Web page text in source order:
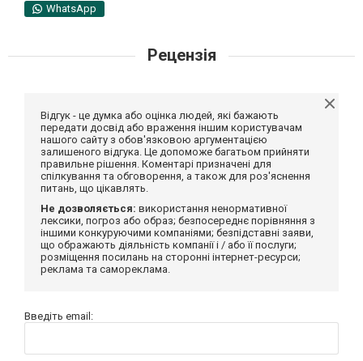
WhatsApp
Рецензія
Відгук - це думка або оцінка людей, які бажають
передати досвід або враження іншим користувачам
нашого сайту з обов'язковою аргументацією
залишеного відгука. Це допоможе багатьом прийняти
правильне рішення. Коментарі призначені для
спілкування та обговорення, а також для роз'яснення
питань, що цікавлять.
Не дозволяється: використання ненормативної
лексики, погроз або образ; безпосереднє порівняння з
іншими конкуруючими компаніями; безпідставні заяви,
що ображають діяльність компанії і / або її послуги;
розміщення посилань на сторонні інтернет-ресурси;
реклама та самореклама.
Введіть email: